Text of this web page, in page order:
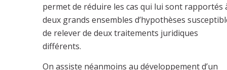
permet de réduire les cas qui lui sont rapportés
deux grands ensembles d’hypothèses
de relever de deux traitements juridiques
différents.
On assiste néanmoins au développement d’un